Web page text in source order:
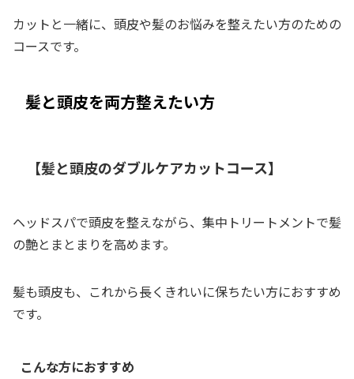
カットと一緒に、頭皮や髪のお悩みを整えたい方のための
コースです。
髪と頭皮を両方整えたい方
【髪と頭皮のダブルケアカットコース】
ヘッドスパで頭皮を整えながら、集中トリートメントで髪
の艶とまとまりを高めます。
髪も頭皮も、これから長くきれいに保ちたい方におすすめ
です。
こんな方におすすめ